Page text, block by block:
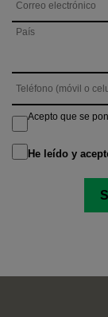
Acepto que se
He leído y